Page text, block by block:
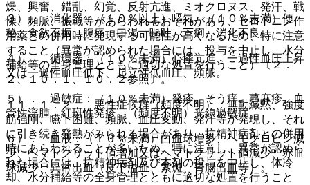
３）． 消化器：（１０％以上）嘔気、（１０％未満）便
秘、食欲不振、腹痛、口渇、嘔吐、下痢、消化不良。
４）． 循環器：（１０％未満）心悸亢進、一過性血圧上昇
又は一過性血圧低下、起立性低血圧、頻脈。
５）． 過敏症：（１０％未満）発疹、そう痒、蕁麻疹、血
管性浮腫、紅斑性発疹、（頻度不明）光線過敏症。
６）． 血液：（１０％未満）白血球増多、ヘモグロビン減
少、ヘマトクリット値増加又はヘマトクリット値減少、赤血
球減少、異常出血（皮下溢血、紫斑、胃腸出血等）。
燥、興奮、錯乱、幻覚、反射亢進、ミオクロヌス、発汗、戦
慄、頻脈、振戦等があらわれるおそれがあり、セロトニン作
用薬との併用時に発現する可能性が高くなるため、特に注意
すること（異常が認められた場合には、投与を中止し、水分
補給等の全身管理とともに適切な処置を行うこと）〔２．
２、１０．１、１０．２参照〕。
１１．１．２． 悪性症候群（頻度不明）：無動緘黙、強度
筋強剛、嚥下困難、頻脈、血圧変動、発汗等が発現し、それ
に引き続き発熱がみられる場合があり、抗精神病剤との併用
時にあらわれることが多いため、特に注意し、異常が認めら
れた場合には、抗精神病剤及び本剤の投与を中止し、体冷
却、水分補給等の全身管理とともに適切な処置を行うこと